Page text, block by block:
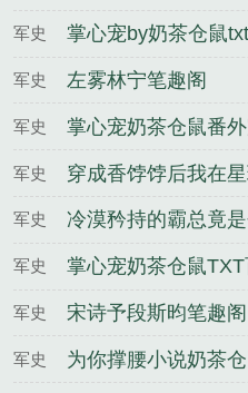
费完整版
军史 掌心宠by奶茶仓鼠
军史 左雾林宁笔趣阁
军史 掌心宠奶茶仓鼠番
军史 穿成香饽饽后我在
军史
冷漠矜持的霸总竟
完整版
军史 掌心宠奶茶仓鼠
军史 宋诗予段斯昀笔趣阁
军史 为你撑腰小说奶茶